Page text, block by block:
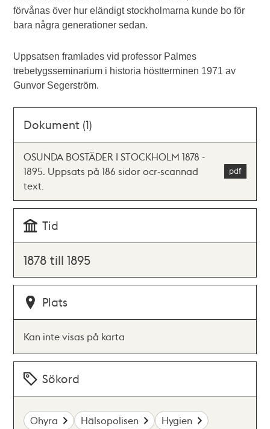
förvånas över hur eländigt stockholmarna kunde bo för
bara några generationer sedan.
Uppsatsen framlades vid professor Palmes
trebetygsseminarium i historia höstterminen 1971 av
Gunvor Segerström.
Dokument (1)
OSUNDA BOSTÄDER I STOCKHOLM 1878 -
1895. Uppsats på 186 sidor ocr-scannad
text.
Tid
1878 till 1895
Plats
Kan inte visas på karta
Sökord
Ohyra Hälsopolisen
Hygien